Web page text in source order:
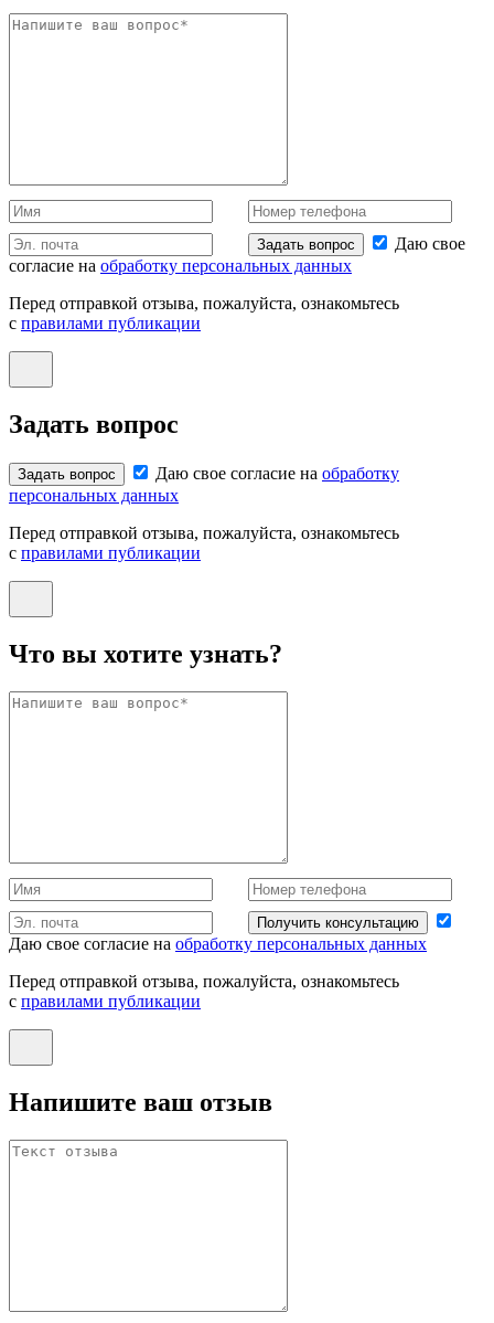
Задать вопрос
Даю свое
согласие на обработку персональных данных
Перед отправкой отзыва, пожалуйста, ознакомьтесь
с правилами публикации
Задать вопрос
Задать вопрос Даю свое согласие на обработку
персональных данных
Перед отправкой отзыва, пожалуйста, ознакомьтесь
с правилами публикации
Что вы хотите узнать?
Получить консультацию
Даю свое согласие на обработку персональных данных
Перед отправкой отзыва, пожалуйста, ознакомьтесь
с правилами публикации
Напишите ваш отзыв